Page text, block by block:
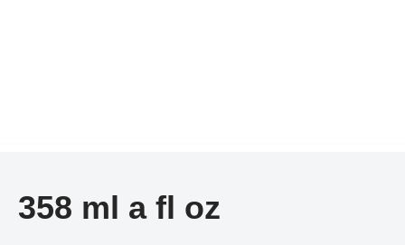
358 ml a fl oz